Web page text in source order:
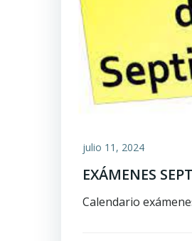
julio 11, 2024
EXÁMENES
Calendario